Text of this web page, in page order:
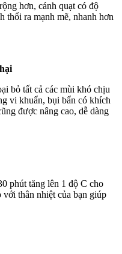
hơn, cánh quạt có độ
thổi ra mạnh mẽ, nhanh hơn
bỏ tất cả các mùi khó chịu
vi khuẩn, bụi bẩn có khích
được nâng cao, dễ dàng
phút tăng lên 1 độ C cho
thân nhiệt của bạn giúp